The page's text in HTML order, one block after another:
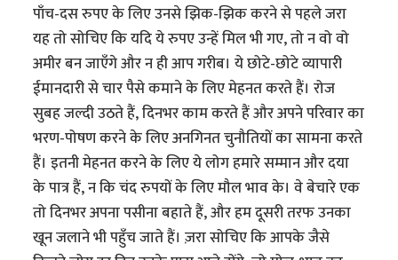
पाँच-दस रुपए के लिए उनसे झिक-झिक करने से पहले जरा
यह तो सोचिए कि यदि ये रुपए उन्हें मिल भी गए, तो न वो वो
अमीर बन जाएँगे और न ही आप गरीब। ये छोटे-छोटे व्यापारी
ईमानदारी से चार पैसे कमाने के लिए मेहनत करते हैं। रोज
सुबह जल्दी उठते हैं, दिनभर काम करते हैं और अपने परिवार का
भरण-पोषण करने के लिए अनगिनत चुनौतियों का सामना करते
हैं। इतनी मेहनत करने के लिए ये लोग हमारे सम्मान और दया
के पात्र हैं, न कि चंद रुपयों के लिए मौल भाव के। वे बेचारे एक
तो दिनभर अपना पसीना बहाते हैं, और हम दूसरी तरफ उनका
खून जलाने भी पहुँच जाते हैं। ज़रा सोचिए कि आपके जैसे